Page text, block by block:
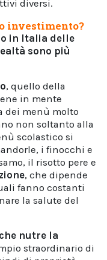
diversi.
investimento?
in Italia delle
sono più
, quello della
in mente
dei menù molto
non soltanto alla
scolastico si
i finocchi e
il risotto pere e
, che dipende
fanno costanti
la salute del
nutre la
straordinario di